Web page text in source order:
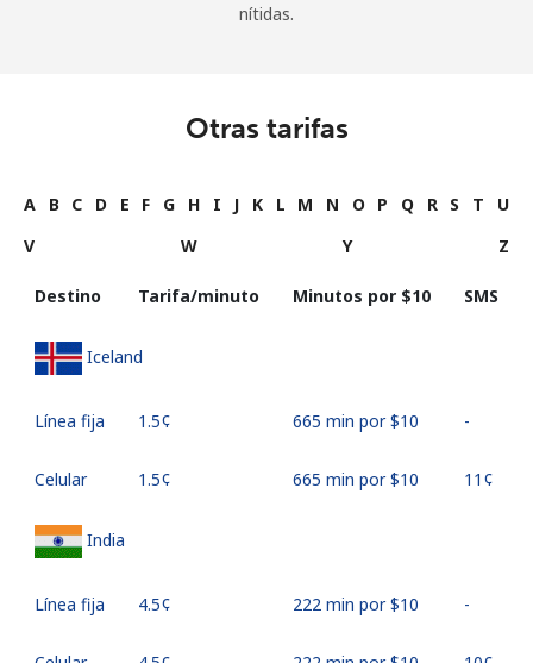
nítidas.
Otras tarifas
A B C D E F G H I J K L M N O P Q R S T
U
V
W Y Z
Destino Tarifa/minuto Minutos por ⁦$10⁩ SMS
Iceland
Línea fija ⁦1.5¢⁩ 665 min por ⁦$10⁩ -
Celular ⁦1.5¢⁩ 665 min por ⁦$10⁩ ⁦11¢⁩
India
Línea fija ⁦4.5¢⁩ 222 min por ⁦$10⁩ -